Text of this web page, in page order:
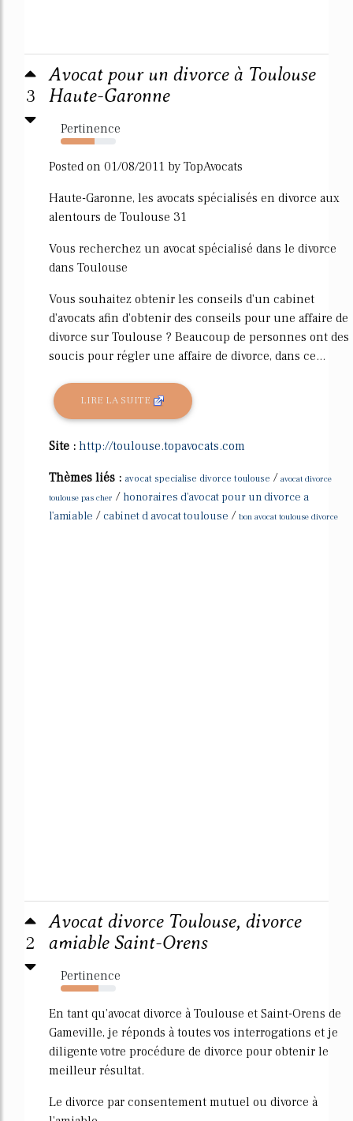
3
Avocat pour un divorce à Toulouse
Haute-Garonne
Pertinence
61%
Posted on 01/08/2011 by TopAvocats
Haute-Garonne, les avocats spécialisés en divorce aux
alentours de Toulouse 31
Vous recherchez un avocat spécialisé dans le divorce
dans Toulouse
Vous souhaitez obtenir les conseils d'un cabinet
d'avocats afin d'obtenir des conseils pour une affaire de
divorce sur Toulouse ? Beaucoup de personnes ont des
soucis pour régler une affaire de divorce, dans ce...
LIRE LA SUITE
Site : http://toulouse.topavocats.com
Thèmes liés : avocat specialise divorce toulouse / avocat divorce
toulouse pas cher / honoraires d'avocat pour un divorce a
l'amiable / cabinet d avocat toulouse / bon avocat toulouse divorce
2
Avocat divorce Toulouse, divorce
amiable Saint-Orens
Pertinence
69%
En tant qu'avocat divorce à Toulouse et Saint-Orens de
Gameville, je réponds à toutes vos interrogations et je
diligente votre procédure de divorce pour obtenir le
meilleur résultat.
Le divorce par consentement mutuel ou divorce à